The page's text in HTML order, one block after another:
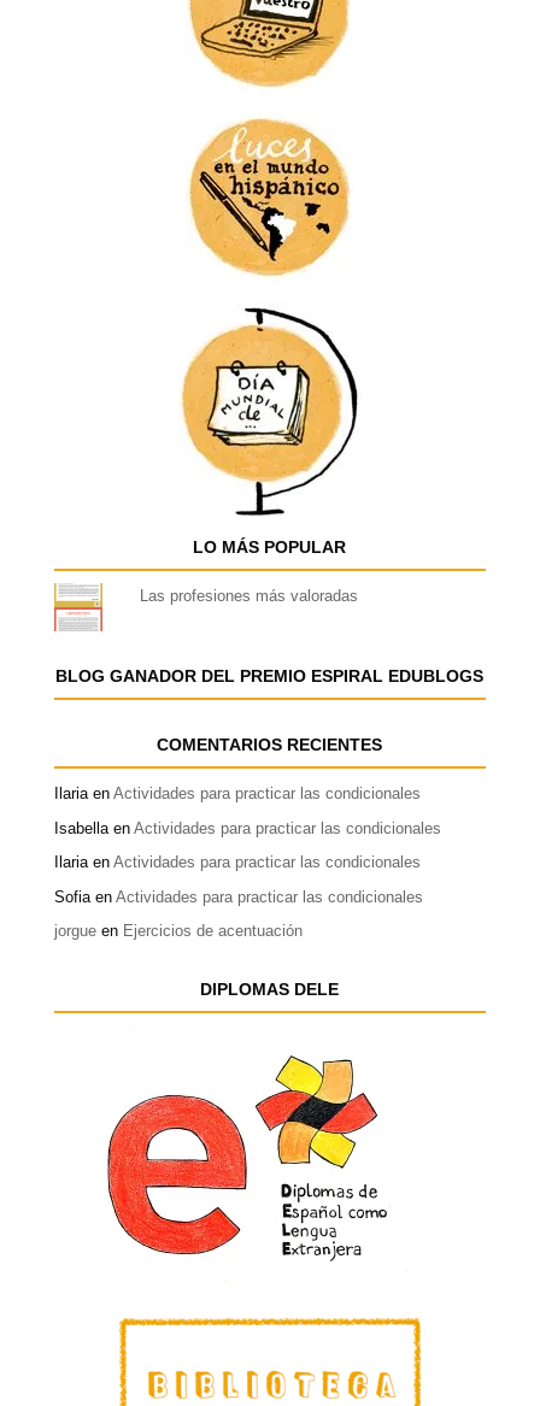
LO MÁS POPULAR
Las profesiones más valoradas
BLOG GANADOR DEL PREMIO ESPIRAL EDUBLOGS
COMENTARIOS RECIENTES
Ilariaen Actividades para practicar las condicionales
Isabellaen Actividades para practicar las condicionales
Ilariaen Actividades para practicar las condicionales
Sofiaen Actividades para practicar las condicionales
jorgueen Ejercicios de acentuación
DIPLOMAS DELE